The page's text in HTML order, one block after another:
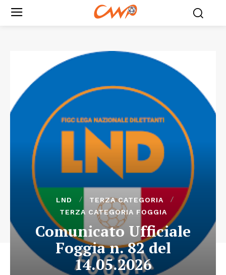
LND
TERZA CATEGORIA
TERZA CATEGORIA FOGGIA
Comunicato Ufficiale
Foggia n. 82 del
14.05.2026